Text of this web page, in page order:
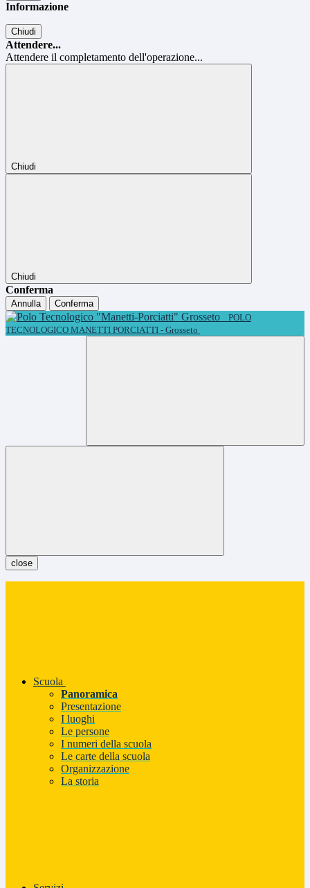
Informazione
Chiudi
Attendere...
Attendere il completamento dell'operazione...
Chiudi
Chiudi
Conferma
Annulla
Conferma
POLO
TECNOLOGICO MANETTI PORCIATTI - Grosseto
close
Scuola
Panoramica
Presentazione
I luoghi
Le persone
I numeri della scuola
Le carte della scuola
Organizzazione
La storia